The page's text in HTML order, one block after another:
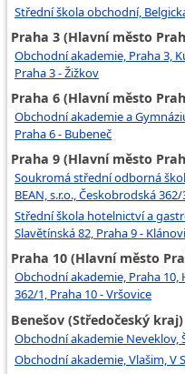
Střední škola obchodní,
Praha 3 (Hlavní město
Obchodní akademie, Praha 3,
Praha 3 - Žižkov
Praha 6 (Hlavní město
Obchodní akademie a
Praha 6 - Bubeneč
Praha 9 (Hlavní město
Soukromá střední odborná
BEAN, s.r.o., Českobrodská
Střední škola hotelnictví a
Slavětínská 82, Praha 9 -
Praha 10 (Hlavní město
Obchodní akademie, Praha
362/1, Praha 10 - Vršovice
Benešov (Středočeský kraj)
Obchodní akademie Neveklov,
Obchodní akademie, Vlašim, V